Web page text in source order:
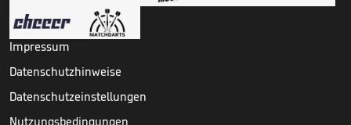
Impressum
Datenschutzhinweise
Datenschutzeinstellungen
Nutzungsbedingungen